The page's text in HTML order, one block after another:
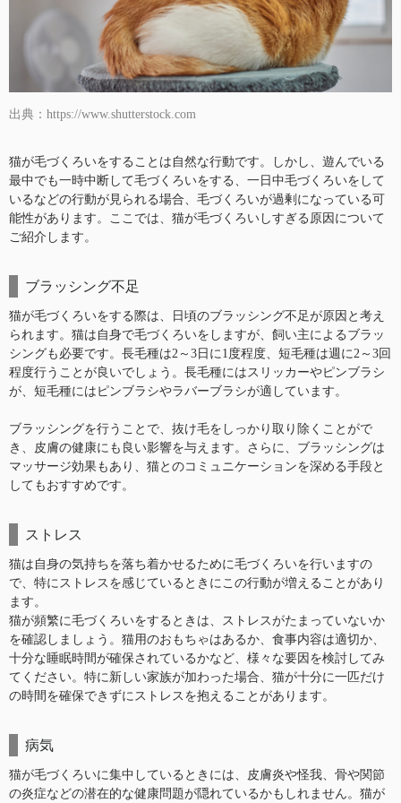
出典：https://www.shutterstock.com
猫が毛づくろいをすることは自然な行動です。しかし、遊んでいる
最中でも一時中断して毛づくろいをする、一日中毛づくろいをして
いるなどの行動が見られる場合、毛づくろいが過剰になっている可
能性があります。ここでは、猫が毛づくろいしすぎる原因について
ご紹介します。
ブラッシング不足
猫が毛づくろいをする際は、日頃のブラッシング不足が原因と考え
られます。猫は自身で毛づくろいをしますが、飼い主によるブラッ
シングも必要です。長毛種は2～3日に1度程度、短毛種は週に2～3回
程度行うことが良いでしょう。長毛種にはスリッカーやピンブラシ
が、短毛種にはピンブラシやラバーブラシが適しています。
ブラッシングを行うことで、抜け毛をしっかり取り除くことがで
き、皮膚の健康にも良い影響を与えます。さらに、ブラッシングは
マッサージ効果もあり、猫とのコミュニケーションを深める手段と
してもおすすめです。
ストレス
猫は自身の気持ちを落ち着かせるために毛づくろいを行いますの
で、特にストレスを感じているときにこの行動が増えることがあり
ます。
猫が頻繁に毛づくろいをするときは、ストレスがたまっていないか
を確認しましょう。猫用のおもちゃはあるか、食事内容は適切か、
十分な睡眠時間が確保されているかなど、様々な要因を検討してみ
てください。特に新しい家族が加わった場合、猫が十分に一匹だけ
の時間を確保できずにストレスを抱えることがあります。
病気
猫が毛づくろいに集中しているときには、皮膚炎や怪我、骨や関節
の炎症などの潜在的な健康問題が隠れているかもしれません。猫が